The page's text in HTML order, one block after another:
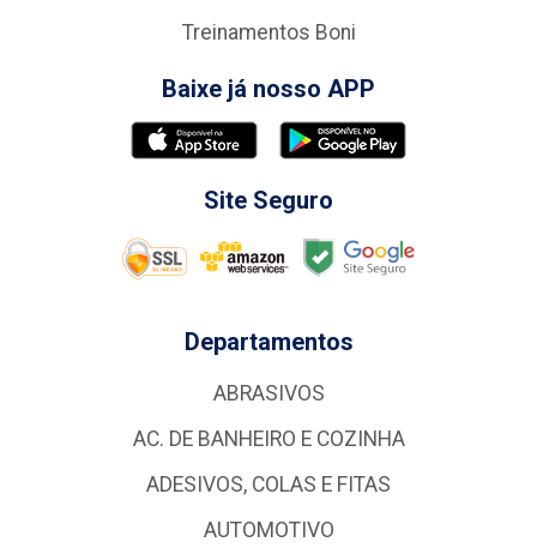
Treinamentos Boni
Baixe já nosso APP
Site Seguro
Departamentos
ABRASIVOS
AC. DE BANHEIRO E COZINHA
ADESIVOS, COLAS E FITAS
AUTOMOTIVO